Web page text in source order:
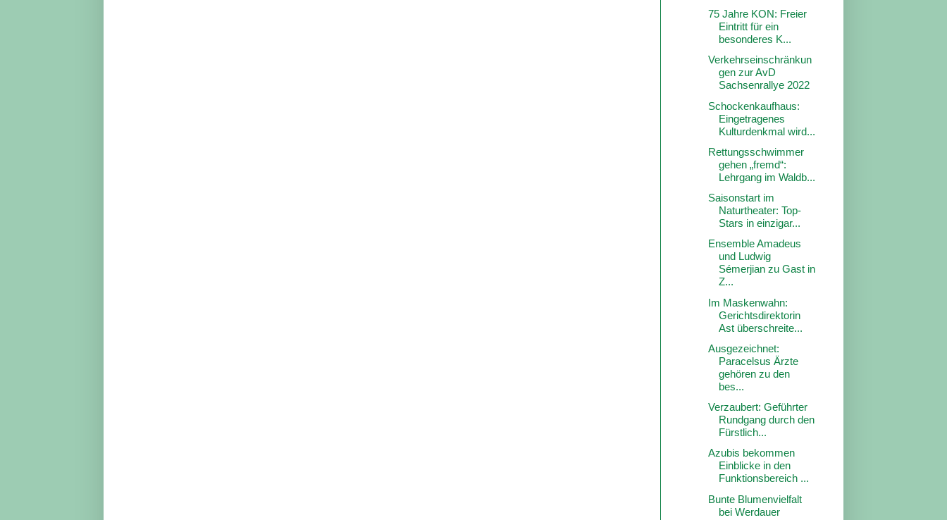
75 Jahre KON: Freier
Eintritt für ein
besonderes K...
Verkehrseinschränkun
gen zur AvD
Sachsenrallye 2022
Schockenkaufhaus:
Eingetragenes
Kulturdenkmal wird...
Rettungsschwimmer
gehen „fremd“:
Lehrgang im Waldb...
Saisonstart im
Naturtheater: Top-
Stars in einzigar...
Ensemble Amadeus
und Ludwig
Sémerjian zu Gast in
Z...
Im Maskenwahn:
Gerichtsdirektorin
Ast überschreite...
Ausgezeichnet:
Paracelsus Ärzte
gehören zu den
bes...
Verzaubert: Geführter
Rundgang durch den
Fürstlich...
Azubis bekommen
Einblicke in den
Funktionsbereich ...
Bunte Blumenvielfalt
bei Werdauer